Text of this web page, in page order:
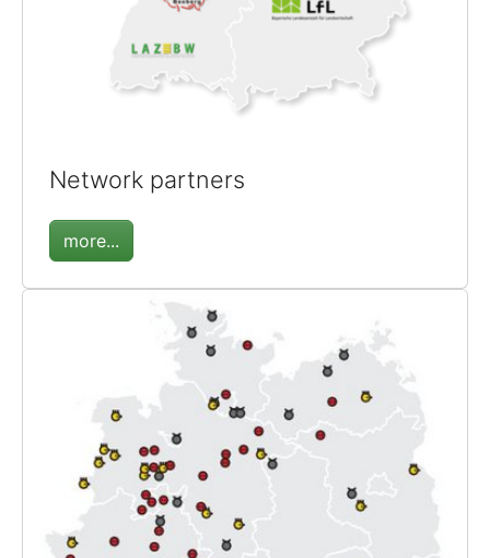
Network partners
more...